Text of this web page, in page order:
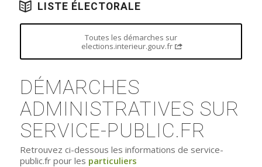
LISTE ÉLECTORALE
Toutes les démarches sur
elections.interieur.gouv.fr
DÉMARCHES
ADMINISTRATIVES SUR
SERVICE-PUBLIC.FR
Retrouvez ci-dessous les informations de service-
public.fr pour les particuliers